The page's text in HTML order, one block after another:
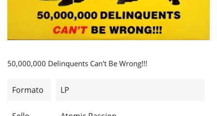
50,000,000 Delinquents Can't Be Wrong!!!
Formato LP